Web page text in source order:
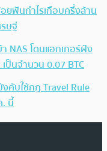
ยฟันกำไรเกือบครึ่งล้าน
ษฐี
า NAS โดนแฮกเกอร์ฝัง
ป็นจำนวน 0.07 BTC
คับใช้กฏ Travel Rule
. นี้